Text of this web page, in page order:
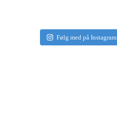
Følg med på Instagram